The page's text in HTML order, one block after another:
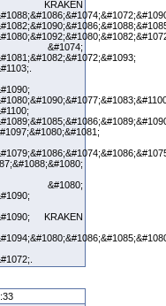
&#1080;
KRAKEN